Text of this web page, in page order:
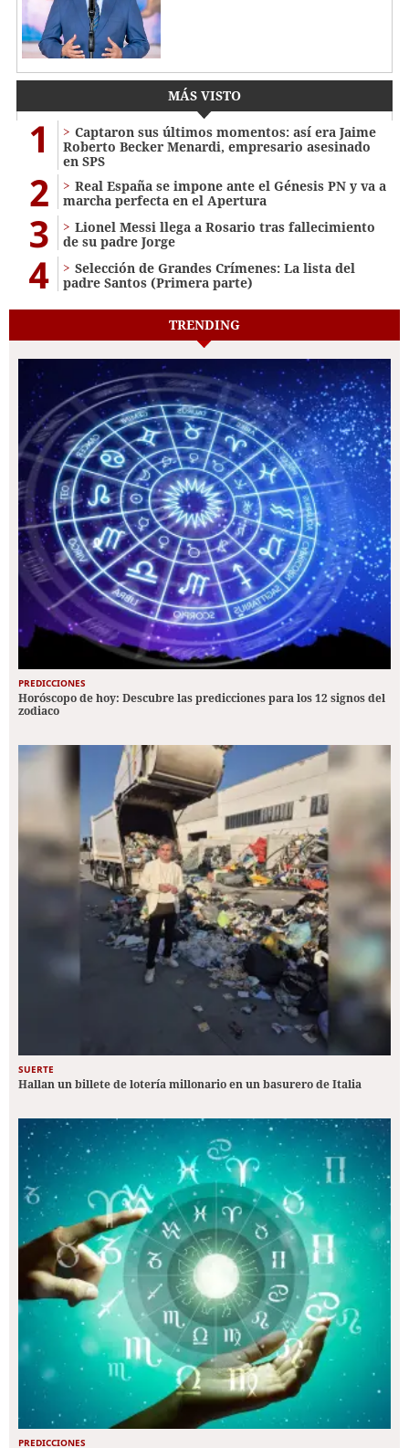
MÁS VISTO
1
Captaron sus últimos momentos: así era Jaime
Roberto Becker Menardi​​​, empresario asesinado
en SPS
2
Real España se impone ante el Génesis PN y va a
marcha perfecta en el Apertura
3
Lionel Messi llega a Rosario tras fallecimiento
de su padre Jorge
4
Selección de Grandes Crímenes: La lista del
padre Santos (Primera parte)
TRENDING
PREDICCIONES
Horóscopo de hoy: Descubre las predicciones para los 12 signos del
zodiaco
SUERTE
Hallan un billete de lotería millonario en un basurero de Italia
PREDICCIONES